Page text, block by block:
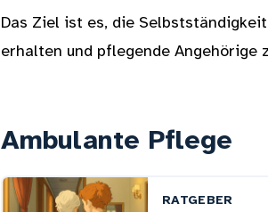
Das Ziel ist es, die
erhalten und pflegende Angehörige
Ambulante Pflege
RATGEBER